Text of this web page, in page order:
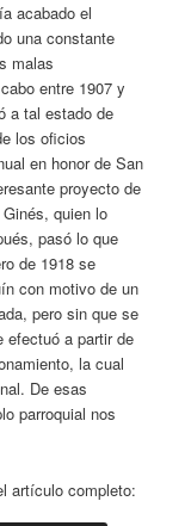
acabado el
una constante
malas
entre 1907 y
a tal estado de
los oficios
en honor de San
proyecto de
quien lo
pasó lo que
de 1918 se
con motivo de un
pero sin que se
efectuó a partir de
la cual
De esas
parroquial nos
artículo completo: